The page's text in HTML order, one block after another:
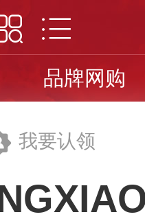
品牌网购
我要认领